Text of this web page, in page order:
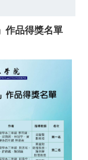
作品得獎名單